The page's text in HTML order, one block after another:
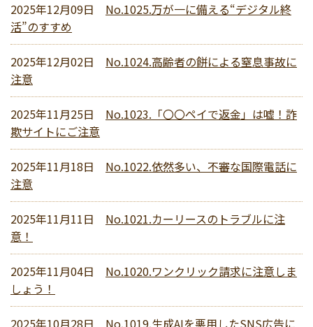
2025年12月09日
No.1025.万が一に備える“デジタル終
活”のすすめ
2025年12月02日
No.1024.高齢者の餅による窒息事故に
注意
2025年11月25日
No.1023.「〇〇ペイで返金」は嘘！詐
欺サイトにご注意
2025年11月18日
No.1022.依然多い、不審な国際電話に
注意
2025年11月11日
No.1021.カーリースのトラブルに注
意！
2025年11月04日
No.1020.ワンクリック請求に注意しま
しょう！
2025年10月28日
No.1019.生成AIを悪用したSNS広告に